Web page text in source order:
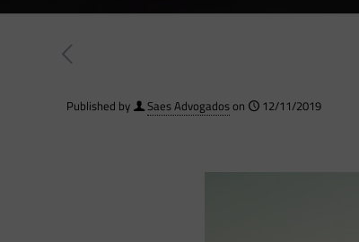
Published by Saes Advogadoson 12/11/2019